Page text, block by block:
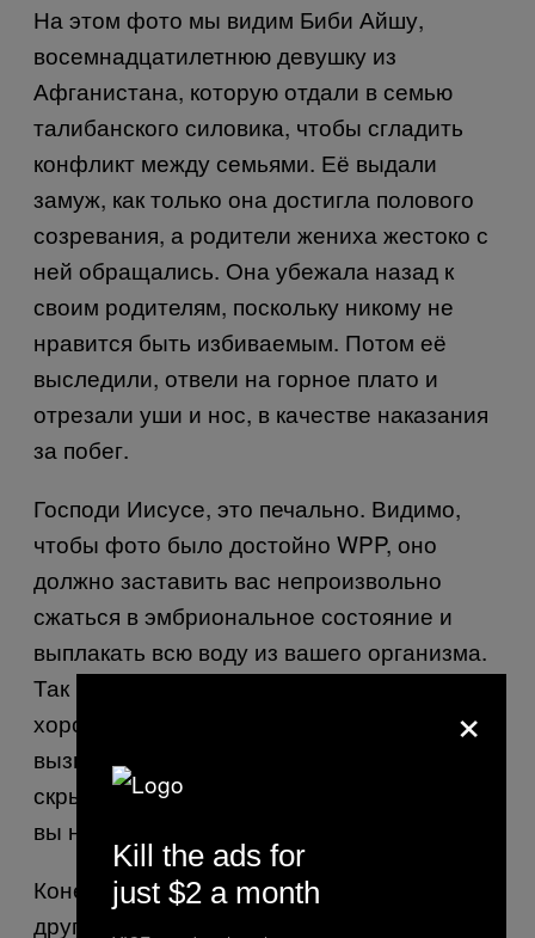
На этом фото мы видим Биби Айшу,
восемнадцатилетнюю девушку из
Афганистана, которую отдали в семью
талибанского силовика, чтобы сгладить
конфликт между семьями. Её выдали
замуж, как только она достигла полового
созревания, а родители жениха жестоко с
ней обращались. Она убежала назад к
своим родителям, поскольку никому не
нравится быть избиваемым. Потом её
выследили, отвели на горное плато и
отрезали уши и нос, в качестве наказания
за побег.
Господи Иисусе, это печально. Видимо,
чтобы фото было достойно WPP, оно
должно заставить вас непроизвольно
сжаться в эмбриональное состояние и
выплакать всю воду из вашего организма.
Так что вот следующий совет, как найти
хороший кадр – если фото сразу же
вызывает желание убить себя, чтобы
скрыться от всех ужасов и зла в мире, то
вы на верном пути.
Конечно же, я не упоминаю некоторые
другие жанры фотографии – рекламная
×
Kill the ads for
just $2 a month